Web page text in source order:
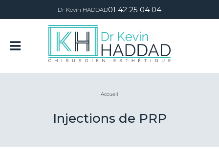
Dr Kevin HADDAD01 42 25 04 04
Accueil
Injections de PRP